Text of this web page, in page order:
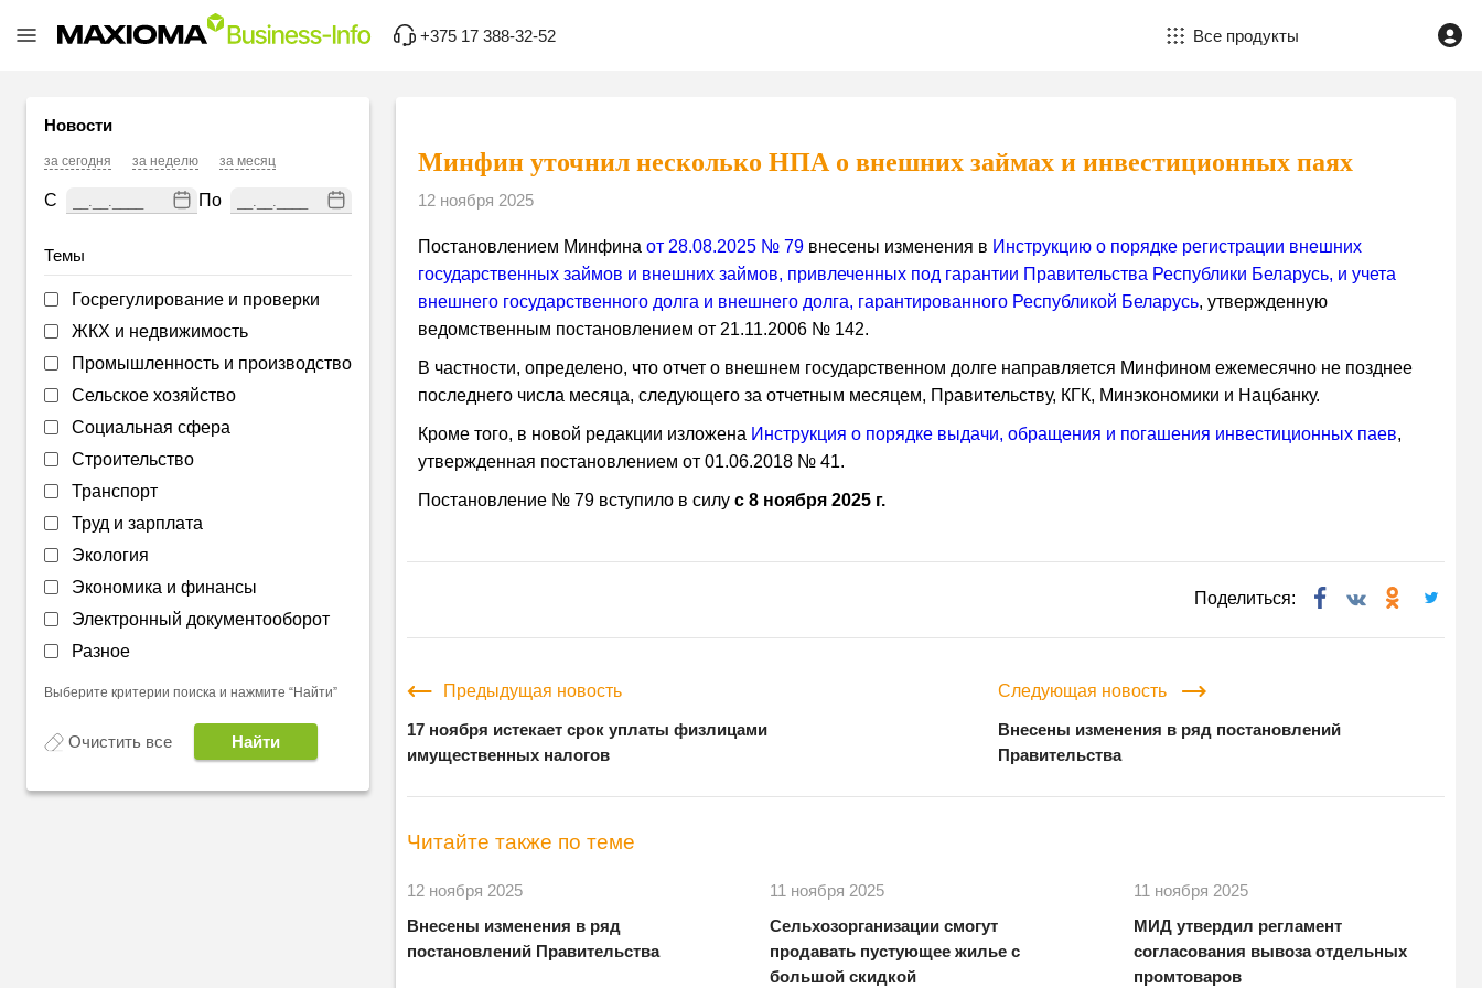
+375 17 388-32-52 Все продукты
Новости
за сегодня за неделю за месяц
С По
Темы
Госрегулирование и проверки
ЖКХ и недвижимость
Промышленность и производство
Сельское хозяйство
Социальная сфера
Строительство
Транспорт
Труд и зарплата
Экология
Экономика и финансы
Электронный документооборот
Разное
Выберите критерии поиска и нажмите “Найти”
Очистить все
Минфин уточнил несколько НПА о внешних займах и инвестиционных паях
12 ноября 2025
Постановлением Минфина от 28.08.2025 № 79 внесены изменения в Инструкцию о порядке регистрации внешних
государственных займов и внешних займов, привлеченных под гарантии Правительства Республики Беларусь, и учета
внешнего государственного долга и внешнего долга, гарантированного Республикой Беларусь, утвержденную
ведомственным постановлением от 21.11.2006 № 142.
В частности, определено, что отчет о внешнем государственном долге направляется Минфином ежемесячно не позднее
последнего числа месяца, следующего за отчетным месяцем, Правительству, КГК, Минэкономики и Нацбанку.
Кроме того, в новой редакции изложена Инструкция о порядке выдачи, обращения и погашения инвестиционных паев,
утвержденная постановлением от 01.06.2018 № 41.
Постановление № 79 вступило в силу с 8 ноября 2025 г.
Поделиться:
Предыдущая новость
17 ноября истекает срок уплаты физлицами
имущественных налогов
Следующая новость
Внесены изменения в ряд постановлений
Правительства
Читайте также по теме
12 ноября 2025
Внесены изменения в ряд
постановлений Правительства
11 ноября 2025
Сельхозорганизации смогут
продавать пустующее жилье с
большой скидкой
11 ноября 2025
МИД утвердил регламент
согласования вывоза отдельных
промтоваров